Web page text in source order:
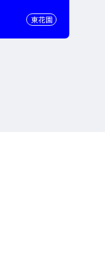
東花園